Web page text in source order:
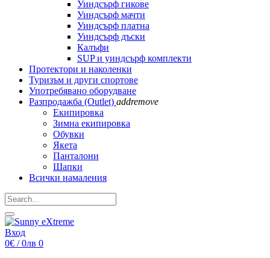
Уиндсърф гикове
Уиндсърф мачти
Уиндсърф платна
Уиндсърф дъски
Калъфи
SUP и уиндсърф комплекти
Протектори и наколенки
Туризъм и други спортове
Употребявано оборудване
Разпродажба (Outlet) addremove
Екипировка
Зимна екипировка
Обувки
Якета
Панталони
Шапки
Всички намаления
Вход
0€ / 0лв 0